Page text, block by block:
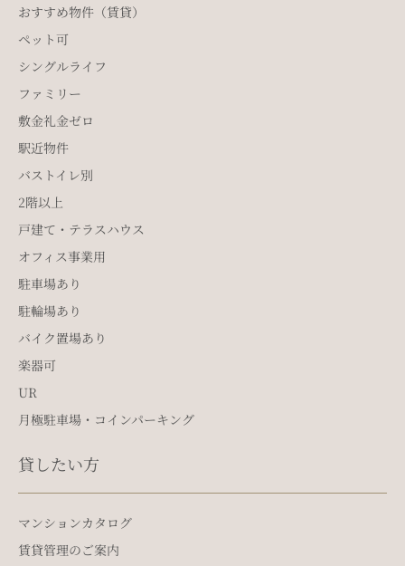
おすすめ物件（賃貸）
ペット可
シングルライフ
ファミリー
敷金礼金ゼロ
駅近物件
バストイレ別
2階以上
戸建て・テラスハウス
オフィス事業用
駐車場あり
駐輪場あり
バイク置場あり
楽器可
UR
月極駐車場・コインパーキング
貸したい方
マンションカタログ
賃貸管理のご案内